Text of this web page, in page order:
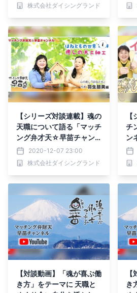
株式会社ダイシングランド
【シリーズ対談連載】魂の
天職について語る「マッチ
ング弁才天☆早苗チャン
ネル」2020-12-07 23:00
株式会社ダイシングランド
チ
ン
(月
用
【対談動画】「魂が喜ぶ働
き方」をテーマに 天職と
き